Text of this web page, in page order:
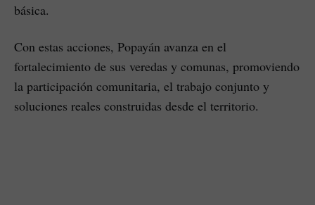
básica.
Con estas acciones, Popayán avanza en el
fortalecimiento de sus veredas y comunas, promoviendo
la participación comunitaria, el trabajo conjunto y
soluciones reales construidas desde el territorio.